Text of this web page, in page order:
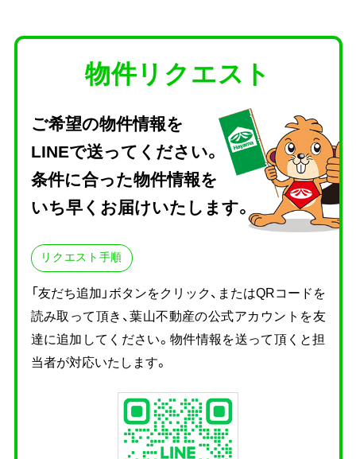
物件リクエスト
ご希望の物件情報を
LINEで送ってください。
条件に合った物件情報を
いち早くお届けいたします。
リクエスト手順
「友だち追加」ボタンをクリック、またはQRコードを
読み取って頂き、葉山不動産の公式アカウントを友
達に追加してください。物件情報を送って頂くと担
当者が対応いたします。